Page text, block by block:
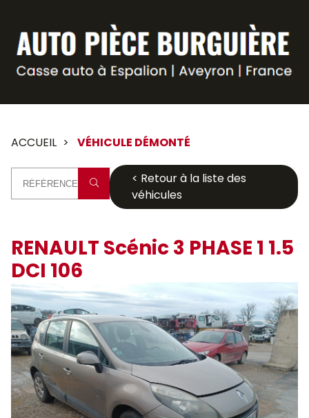
ACCUEIL VÉHICULE DÉMONTÉ
< Retour à la liste des
véhicules
RENAULT Scénic 3 PHASE 1 1.5
DCI 106